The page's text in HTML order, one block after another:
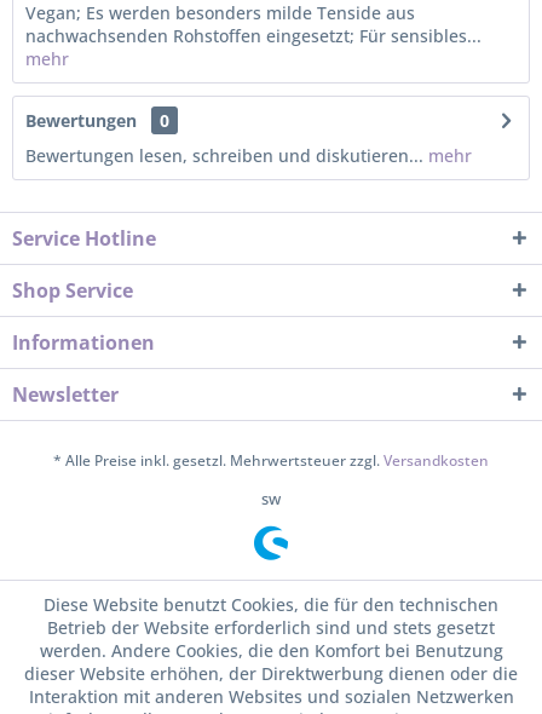
Vegan; Es werden besonders milde Tenside aus
nachwachsenden Rohstoffen eingesetzt; Für sensibles...
mehr
Bewertungen
0
Bewertungen lesen, schreiben und diskutieren... mehr
Service Hotline
Shop Service
Informationen
Newsletter
* Alle Preise inkl. gesetzl. Mehrwertsteuer zzgl.Versandkosten
sw
Diese Website benutzt Cookies, die für den technischen
Betrieb der Website erforderlich sind und stets gesetzt
werden. Andere Cookies, die den Komfort bei Benutzung
dieser Website erhöhen, der Direktwerbung dienen oder die
Interaktion mit anderen Websites und sozialen Netzwerken